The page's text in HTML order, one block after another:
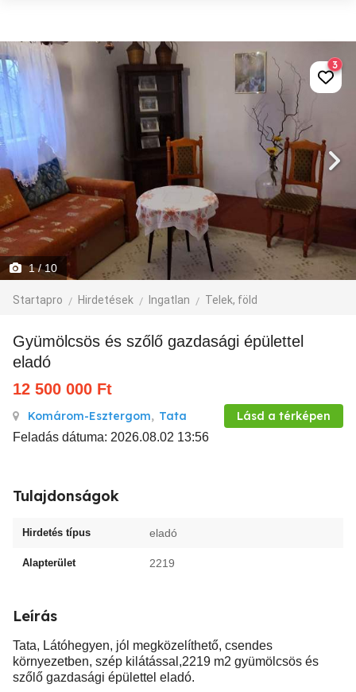
1/ 10
Startapro Hirdetések Ingatlan Telek, föld
3
Gyümölcsös és szőlő gazdasági épülettel
eladó
12 500 000 Ft
Komárom-Esztergom, Tata Lásd a térképen
Feladás dátuma: 2026.08.02 13:56
Tulajdonságok
Hirdetés típus eladó
Alapterület 2219
Leírás
Tata, Látóhegyen, jól megközelíthető, csendes
környezetben, szép kilátással,2219 m2 gyümölcsös és
szőlő gazdasági épülettel eladó.